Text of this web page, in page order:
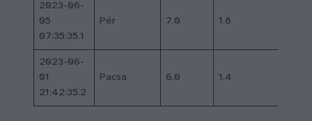
2023-06-
05
07:35:35.1
Pér 7.0 1.8
2023-06-
01
21:42:35.2
Pacsa 6.0 1.4